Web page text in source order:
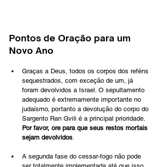
Pontos de Oração para um
Novo Ano
Graças a Deus, todos os corpos dos reféns
sequestrados, com exceção de um, já
foram devolvidos a Israel. O sepultamento
adequado é extremamente importante no
judaísmo, portanto a devolução do corpo do
Sargento Ran Gvili é a principal prioridade.
Por favor, ore para que seus restos mortais
sejam devolvidos.
A segunda fase do cessar-fogo não pode